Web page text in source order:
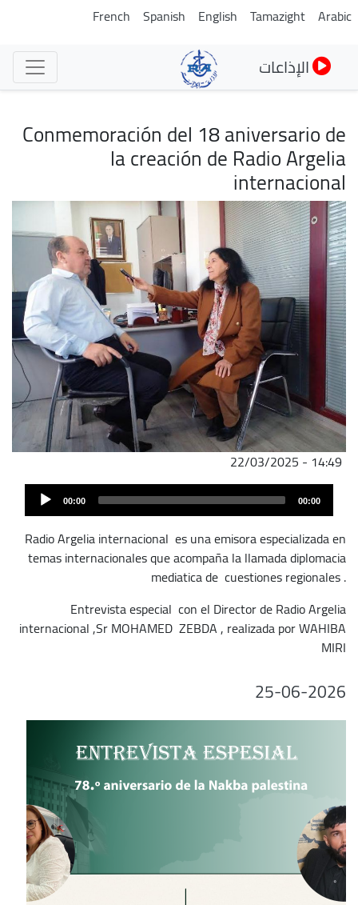
تجاوز
Arabic
Tamazight
English
Spanish
French
الإذاعات
Conmemoración del 18 aniversario de
la creación de Radio Argelia
internacional
22/03/2025 - 14:49
ملف
الصوت
00:00 00:00
Radio Argelia internacional es una emisora especializada en
temas internacionales que acompaña la llamada diplomacia
mediatica de cuestiones regionales .
Entrevista especial con el Director de Radio Argelia
internacional ,Sr MOHAMED ZEBDA , realizada por WAHIBA
MIRI
25-06-2026